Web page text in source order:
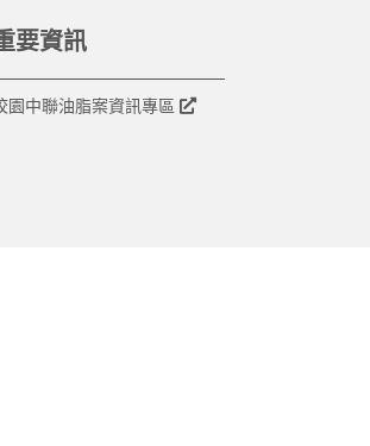
要資訊
園中聯油脂案資訊專區